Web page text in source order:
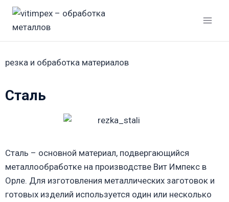
резка и обработка материалов
Сталь
Сталь – основной материал, подвергающийся
металлообработке на производстве Вит Импекс в
Орле. Для изготовления металлических заготовок и
готовых изделий используется один или несколько